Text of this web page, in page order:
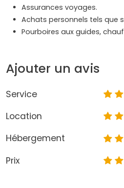
Assurances voyages.
Achats personnels tels que
Pourboires aux guides,
Ajouter un avis
Service
Location
Hébergement
Prix